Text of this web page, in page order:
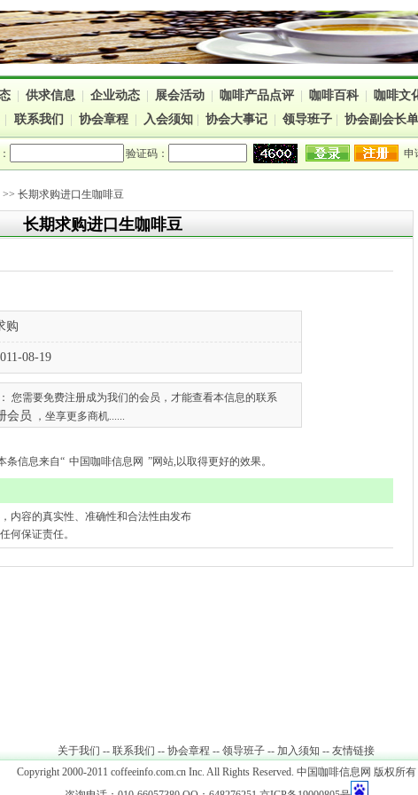
供求信息 企业动态 展会活动 咖啡产品点评 咖啡百科
咖啡文
联系我们 协会章程 入会须知 协会大事记 领导班子 协会副会长
验证码： 申
>> 长期求购进口生咖啡豆
长期求购进口生咖啡豆
购
08-19
您需要免费注册成为我们的会员，才能查看本信息的联系
会员 ，坐享更多商机......
条信息来自“ 中国咖啡信息网 ”网站,以取得更好的效果。
内容的真实性、准确性和合法性由发布
何保证责任。
关于我们 -- 联系我们 -- 协会章程 -- 领导班子 -- 加入须知 -- 友情链接
Copyright 2000-2011 coffeeinfo.com.cn Inc. All Rights Reserved. 中国咖啡信息网 版权所有